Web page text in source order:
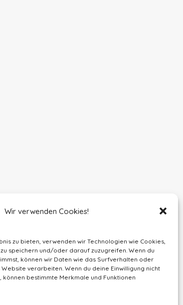
Wir verwenden Cookies!
zu bieten, verwenden wir Technologien wie Cookies,
speichern und/oder darauf zuzugreifen. Wenn du
können wir Daten wie das Surfverhalten oder
verarbeiten. Wenn du deine Einwilligung nicht
können bestimmte Merkmale und Funktionen